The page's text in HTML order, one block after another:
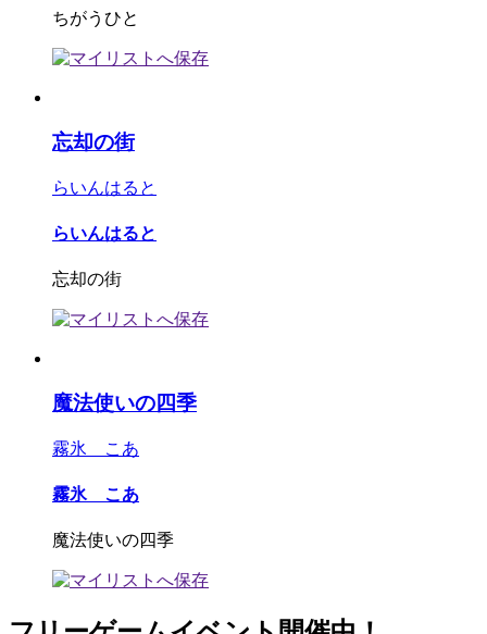
ちがうひと
忘却の街
らいんはると
らいんはると
忘却の街
魔法使いの四季
霧氷 こあ
霧氷 こあ
魔法使いの四季